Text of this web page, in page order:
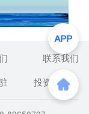
联系我们
投资者关系